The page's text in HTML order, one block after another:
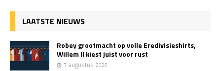
LAATSTE NIEUWS
Robey grootmacht op volle Eredivisieshirts,
Willem II kiest juist voor rust
7 augustus 2026